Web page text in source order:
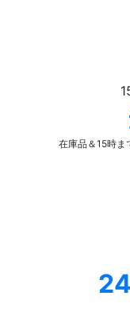
在庫品＆15時ま